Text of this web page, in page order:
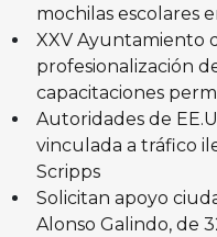
mochilas escolares
XXV Ayuntamiento
profesionalización
capacitaciones
Autoridades de
vinculada a tráfico
Scripps
Solicitan apoyo
Alonso Galindo, de